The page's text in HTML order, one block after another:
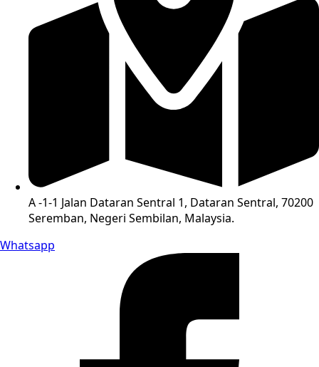
A -1-1 Jalan Dataran Sentral 1, Dataran Sentral, 70200
Seremban, Negeri Sembilan, Malaysia.
Whatsapp